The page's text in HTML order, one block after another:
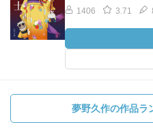
1406 3.71
夢野久作の作品ラ